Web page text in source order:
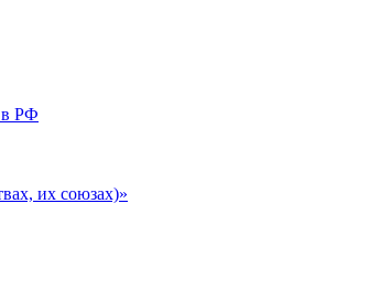
их союзах)»